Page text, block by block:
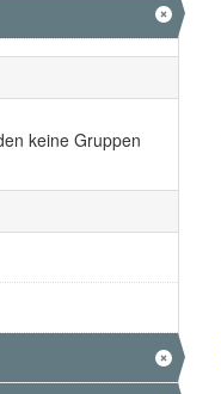
keine Gruppen